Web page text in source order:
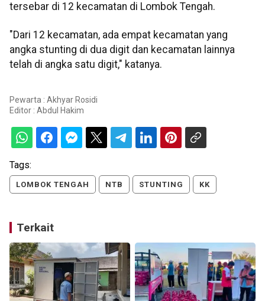
tersebar di 12 kecamatan di Lombok Tengah.
"Dari 12 kecamatan, ada empat kecamatan yang
angka stunting di dua digit dan kecamatan lainnya
telah di angka satu digit," katanya.
Pewarta : Akhyar Rosidi
Editor : Abdul Hakim
Tags:
LOMBOK TENGAH NTB STUNTING KK
Terkait